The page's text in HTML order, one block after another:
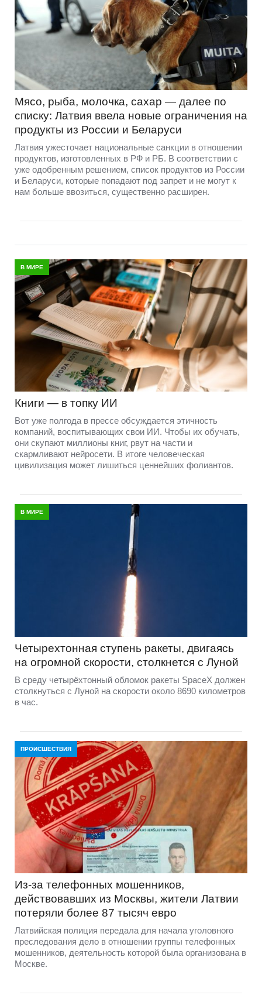
Мясо, рыба, молочка, сахар — далее по
списку: Латвия ввела новые ограничения на
продукты из России и Беларуси
Латвия ужесточает национальные санкции в отношении
продуктов, изготовленных в РФ и РБ. В соответствии с
уже одобренным решением, список продуктов из России
и Беларуси, которые попадают под запрет и не могут к
нам больше ввозиться, существенно расширен.
В МИРЕ
Книги — в топку ИИ
Вот уже полгода в прессе обсуждается этичность
компаний, воспитывающих свои ИИ. Чтобы их обучать,
они скупают миллионы книг, рвут на части и
скармливают нейросети. В итоге человеческая
цивилизация может лишиться ценнейших фолиантов.
В МИРЕ
Четырехтонная ступень ракеты, двигаясь
на огромной скорости, столкнется с Луной
В среду четырёхтонный обломок ракеты SpaceX должен
столкнуться с Луной на скорости около 8690 километров
в час.
ПРОИСШЕСТВИЯ
Из-за телефонных мошенников,
действовавших из Москвы, жители Латвии
потеряли более 87 тысяч евро
Латвийская полиция передала для начала уголовного
преследования дело в отношении группы телефонных
мошенников, деятельность которой была организована в
Москве.